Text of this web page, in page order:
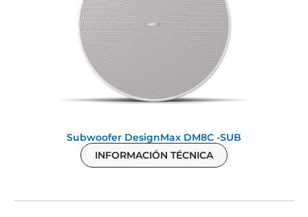
Subwoofer DesignMax DM8C -SUB
INFORMACIÓN TÉCNICA